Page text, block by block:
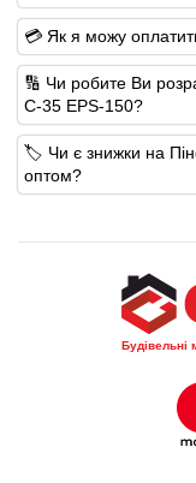
💳 Як я можу
🔢 Чи робите Ви
С-35 EPS-150?
🏷️ Чи є знижки на
оптом?
Будівельні